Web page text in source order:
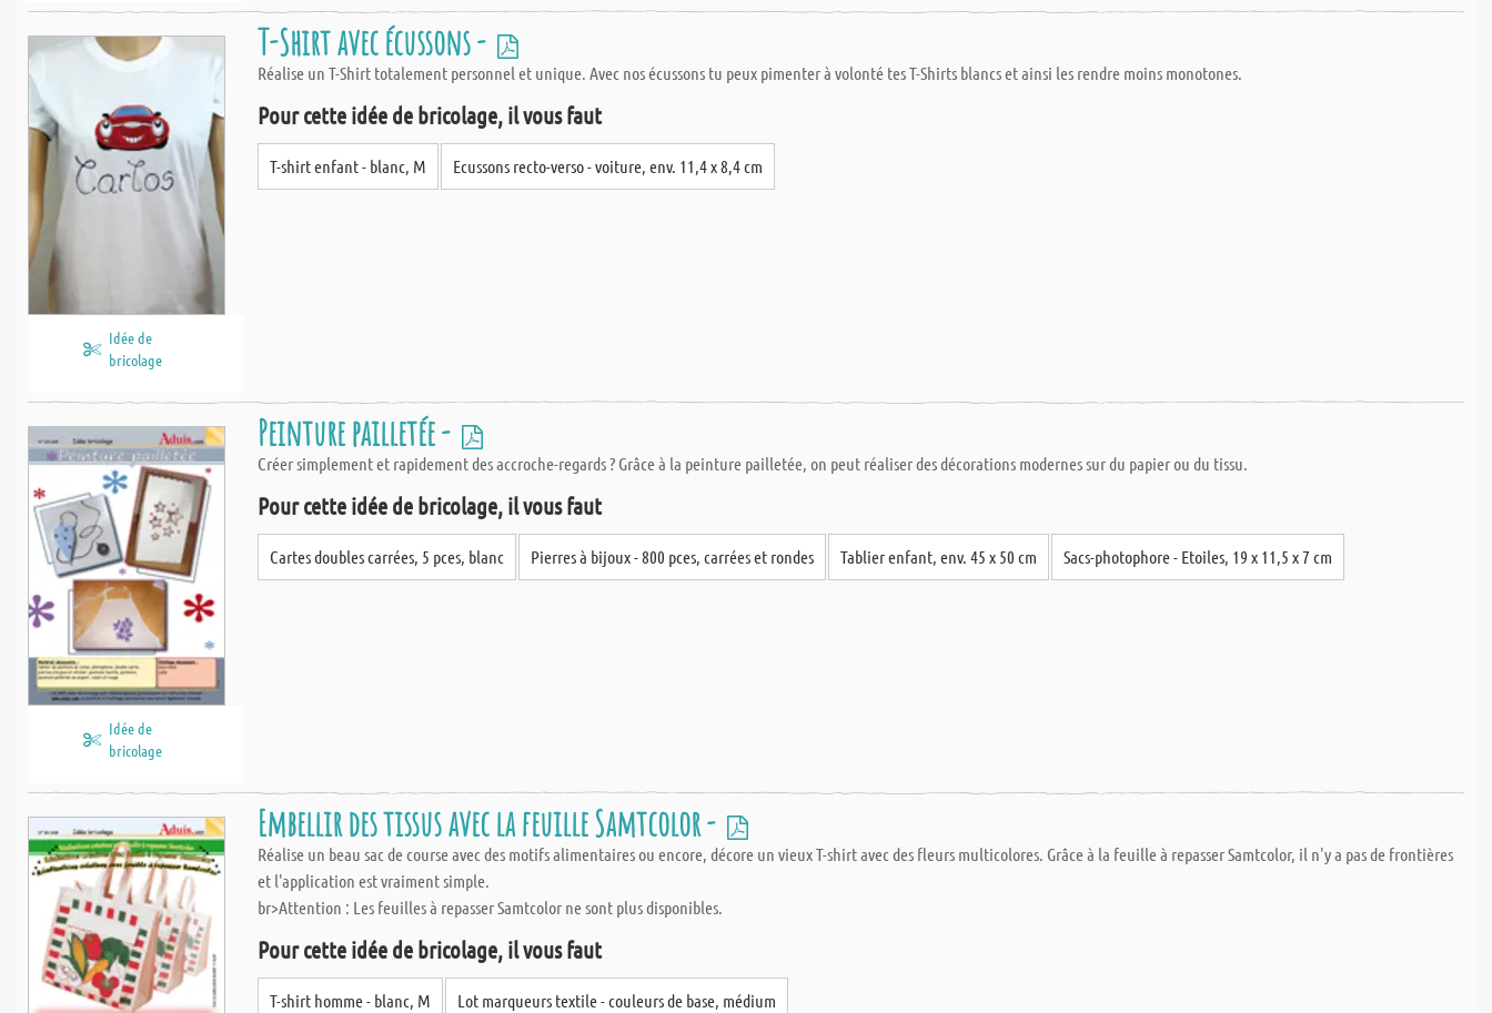
Idée de
bricolage
T-Shirt avec écussons -
Réalise un T-Shirt totalement personnel et unique. Avec nos écussons tu peux pimenter à volonté tes T-Shirts blancs et ainsi les rendre moins monotones.
Pour cette idée de bricolage, il vous faut
T-shirt enfant - blanc, M Ecussons recto-verso - voiture, env. 11,4 x 8,4 cm
Idée de
bricolage
Peinture pailletée -
Créer simplement et rapidement des accroche-regards ? Grâce à la peinture pailletée, on peut réaliser des décorations modernes sur du papier ou du tissu.
Pour cette idée de bricolage, il vous faut
Cartes doubles carrées, 5 pces, blanc Pierres à bijoux - 800 pces, carrées et rondes Tablier enfant, env. 45 x 50 cm Sacs-photophore - Etoiles, 19 x 11,5 x 7 cm
Embellir des tissus avec la feuille Samtcolor -
Réalise un beau sac de course avec des motifs alimentaires ou encore, décore un vieux T-shirt avec des fleurs multicolores. Grâce à la feuille à repasser Samtcolor, il n'y a pas de frontières
et l'application est vraiment simple.
br>Attention : Les feuilles à repasser Samtcolor ne sont plus disponibles.
Pour cette idée de bricolage, il vous faut
T-shirt homme - blanc, M Lot marqueurs textile - couleurs de base, médium